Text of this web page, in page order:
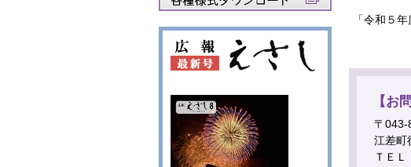
「令和５
【お
〒
江差
ＴＥ